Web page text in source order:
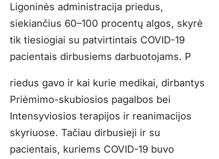
Ligoninės administracija priedus,
siekiančius 60–100 procentų algos, skyrė
tik tiesiogiai su patvirtintais COVID-19
pacientais dirbusiems darbuotojams. P
riedus gavo ir kai kurie medikai, dirbantys
Priėmimo-skubiosios pagalbos bei
Intensyviosios terapijos ir reanimacijos
skyriuose. Tačiau dirbusieji ir su
pacientais, kuriems COVID-19 buvo